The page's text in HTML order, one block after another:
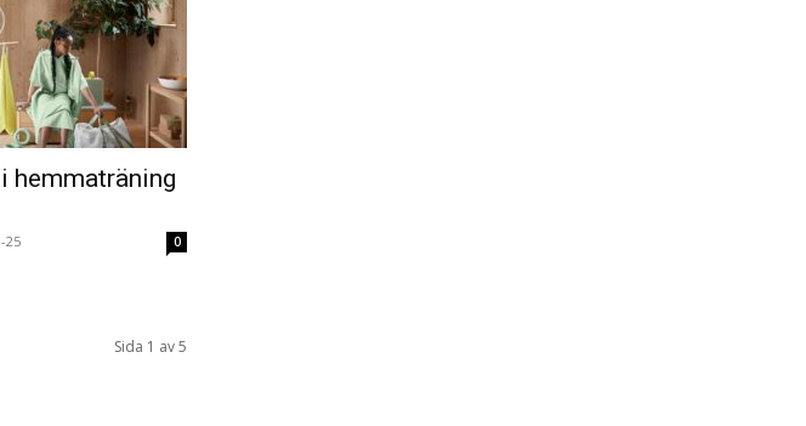
hemmaträning
25 0
Sida 1 av 5